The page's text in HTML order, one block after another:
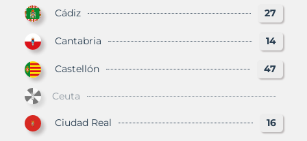
Cádiz 27
Cantabria 14
Castellón 47
Ceuta
Ciudad Real 16